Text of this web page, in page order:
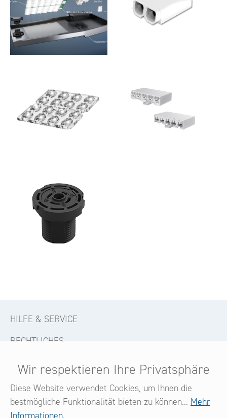
HILFE & SERVICE
RECHTLICHES
KONTAKT
FOLGE UNS
Wir respektieren Ihre Privatsphäre
Diese Website verwendet Cookies, um Ihnen die
bestmögliche Funktionalität bieten zu können... Mehr
Informationen.